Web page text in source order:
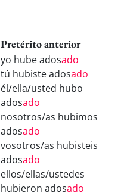
Pretérito anterior
yo hube adosado
tú hubiste adosado
él/ella/usted hubo
adosado
nosotros/as hubimos
adosado
vosotros/as hubisteis
adosado
ellos/ellas/ustedes
hubieron adosado